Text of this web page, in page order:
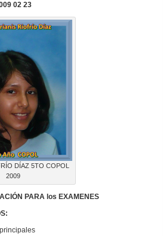
02 23
DÍAZ 5TO COPOL
2009
PARA los EXAMENES